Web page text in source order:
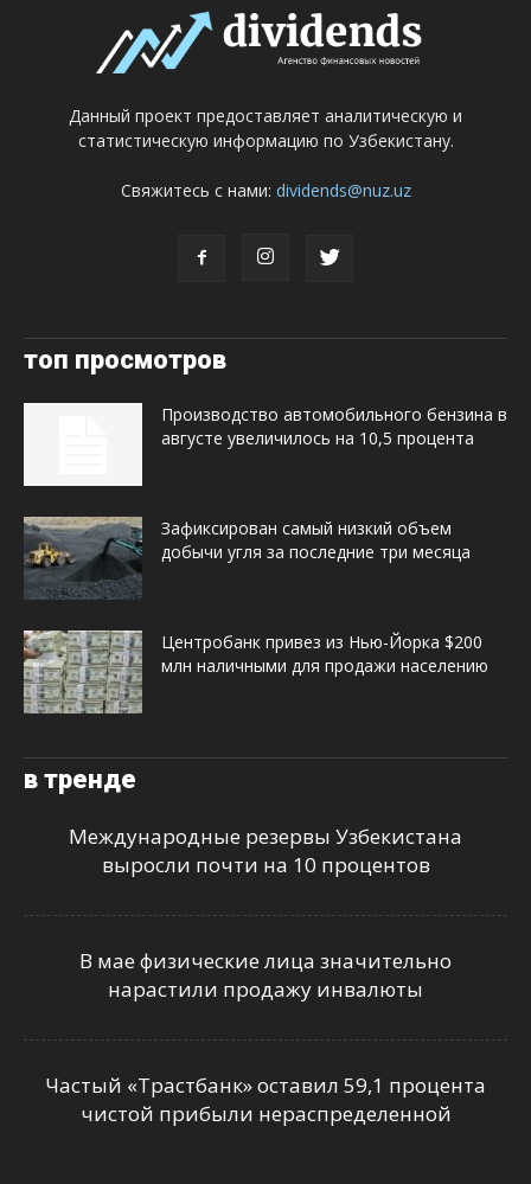
Данный проект предоставляет аналитическую и
статистическую информацию по Узбекистану.
Свяжитесь с нами: dividends@nuz.uz
топ просмотров
Производство автомобильного бензина в
августе увеличилось на 10,5 процента
Зафиксирован самый низкий объем
добычи угля за последние три месяца
Центробанк привез из Нью-Йорка $200
млн наличными для продажи населению
в тренде
Международные резервы Узбекистана
выросли почти на 10 процентов
В мае физические лица значительно
нарастили продажу инвалюты
Частый «Трастбанк» оставил 59,1 процента
чистой прибыли нераспределенной